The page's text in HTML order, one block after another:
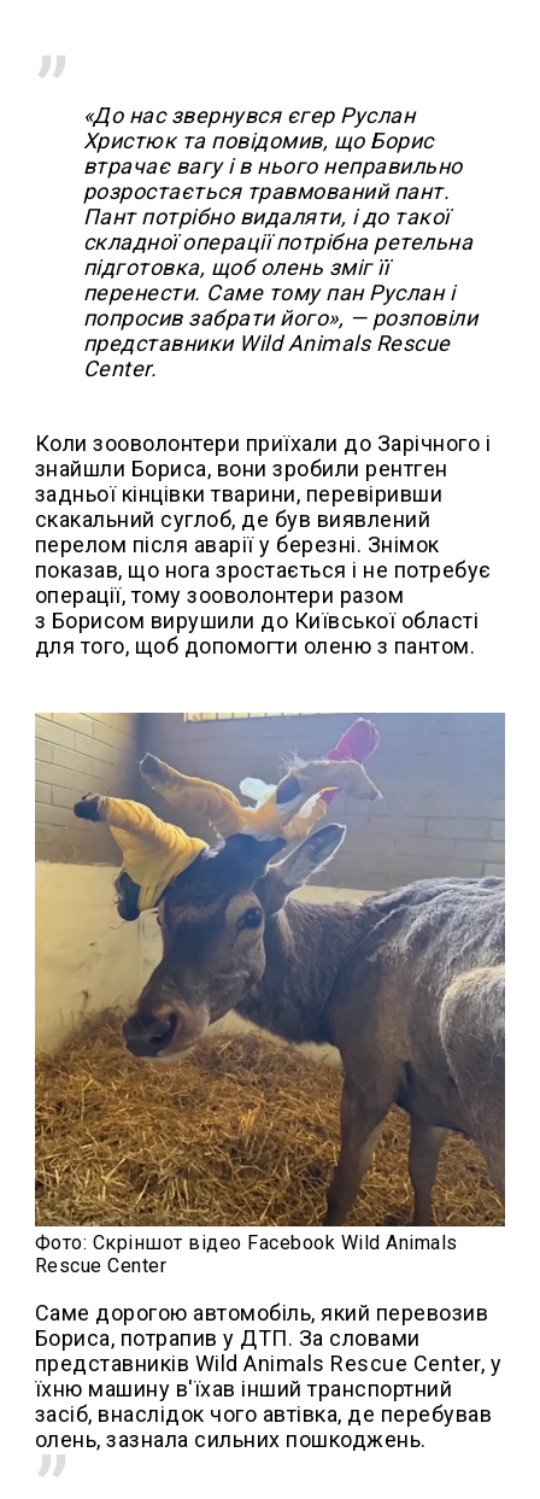
«До нас звернувся єгер Руслан
Христюк та повідомив, що Борис
втрачає вагу і в нього неправильно
розростається травмований пант.
Пант потрібно видаляти, і до такої
складної операції потрібна ретельна
підготовка, щоб олень зміг її
перенести. Саме тому пан Руслан і
попросив забрати його», — розповіли
представники Wild Animals Rescue
Center.
Коли зооволонтери приїхали до Зарічного і
знайшли Бориса, вони зробили рентген
задньої кінцівки тварини, перевіривши
скакальний суглоб, де був виявлений
перелом після аварії у березні. Знімок
показав, що нога зростається і не потребує
операції, тому зооволонтери разом
з Борисом вирушили до Київської області
для того, щоб допомогти оленю з пантом.
Фото: Скріншот відео Facebook Wild Animals
Rescue Center
Саме дорогою автомобіль, який перевозив
Бориса, потрапив у ДТП. За словами
представників Wild Animals Rescue Center, у
їхню машину в'їхав інший транспортний
засіб, внаслідок чого автівка, де перебував
олень, зазнала сильних пошкоджень.